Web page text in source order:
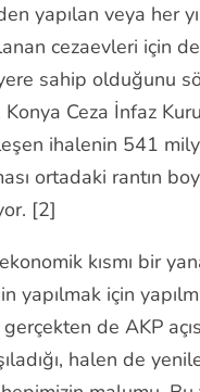
yapılan veya her
cezaevleri için
sahip olduğunu
Ceza İnfaz
ihalenin 541
ortadaki rantın
[2]
kısmı bir
yapılmak için
gerçekten de AKP
halen de